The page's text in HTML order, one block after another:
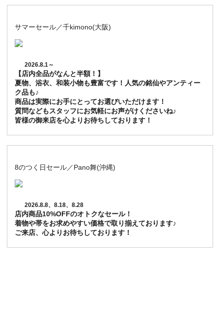
サマーセール／千kimono(大阪)
2026.8.1～
【店内全品がなんと半額！】
夏物、浴衣、和装小物も豊富です！人気の銘仙やアンティー
ク品も♪
商品は実際にお手にとってお選びいただけます！
質問などもスタッフにお気軽にお声がけくださいね♪
皆様の御来店を心よりお待ちしております！
8のつく日セール／Pano舞(沖縄)
2026.8.8、8.18、8.28
店内商品10%OFFのオトクなセール！
着物や帯をお求めやすい価格で取り揃えております♪
ご来店、心よりお待ちしております！